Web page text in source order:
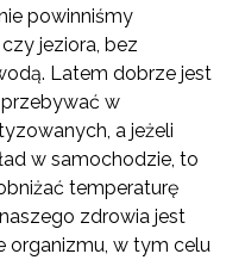
powinniśmy
jeziora, bez
Latem dobrze jest
w
a jeżeli
w samochodzie, to
temperaturę
zdrowia jest
organizmu, w tym celu